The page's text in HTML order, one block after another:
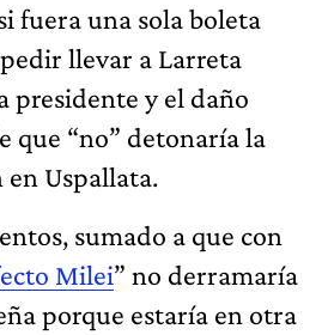
fuera una sola boleta
llevar a Larreta
presidente y el daño
que “no” detonaría la
Uspallata.
sumado a que con
Milei” no derramaría
porque estaría en otra